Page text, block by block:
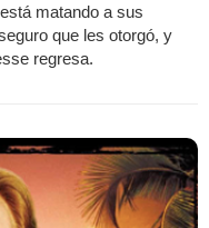
matando a sus
que les otorgó, y
regresa.